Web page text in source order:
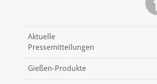
Aktuelle
Pressemitteilungen
Gießen-Produkte